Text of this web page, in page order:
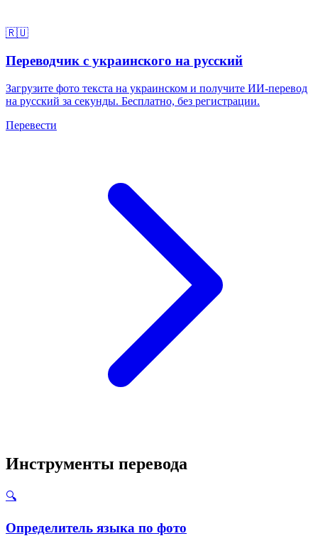
🇷🇺
Переводчик с украинского на русский
Загрузите фото текста на украинском и получите ИИ-перевод
на русский за секунды. Бесплатно, без регистрации.
Перевести
Инструменты перевода
🔍
Определитель языка по фото